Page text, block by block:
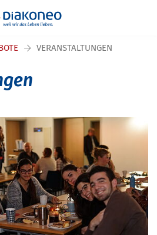
VERANSTALTUNGEN